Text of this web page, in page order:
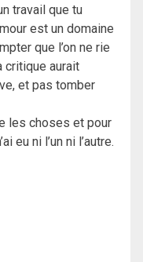
travail que tu
est un domaine
que l’on ne rie
critique aurait
et pas tomber
les choses et pour
eu ni l’un ni l’autre.